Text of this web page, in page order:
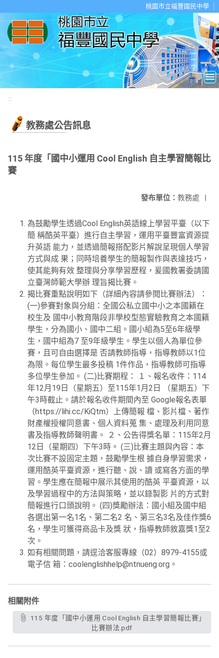
桃園市立福豐國民中學
:::
教務處公告訊息
115 年度「國中小運用 Cool English 自主學習簡報比
賽
發布單位： 教務處 |
為鼓勵學生透過Cool English英語線上學習平臺（以下
簡 稱酷英平臺）進行自主學習，運用平臺豐富資源提
升英語 能力，並透過簡報搭配影片解說呈現個人學習
方式與成 果；同時培養學生的簡報製作與表達技巧，
使其能夠有效 整理與分享學習歷程，爰國教署委請國
立臺灣師範大學辦 理旨揭比賽。
揭比賽重點說明如下（詳細內容請參閱比賽辦法）：
(一)參賽對象與分組：全國公私立國中小之本國籍在
校生及 國中小教育階段非學校型態實驗教育之本國籍
學生，分為國小、國中二組。國小組為5至6年級學
生，國中組為7 至9年級學生。學生以個人為單位參
賽，且可自由選擇是 否請教師指導，指導教師以1位
為限。每位學生最多投稿 1件作品，指導教師可指導
多位學生參加。 (二)比賽期程： １、報名收件：114
年12月19日（星期五）至115年1月2日 （星期五）下
午3時截止。請於報名收件期間內至 Google報名表單
（https://lihi.cc/KiQtm）上傳簡報 檔、影片檔、著作
財產權授權同意書、個人資料蒐 集、處理及利用同意
書及指導教師聲明書。 ２、公告得獎名單：115年2月
12日（星期四）下午3時。 (三)比賽主題與內容：本
次比賽不設固定主題，鼓勵學生根 據自身學習需求，
運用酷英平臺資源，進行聽、說、讀 或寫各方面的學
習。學生應在簡報中展示其使用的酷英 平臺資源，以
及學習過程中的方法與策略，並以錄製影 片的方式對
簡報進行口頭說明。 (四)獎勵辦法：國小組及國中組
各選出第一名1名、第二名2 名、第三名3名及佳作獎6
名，學生可獲得商品卡及獎 狀，指導教師敘嘉獎1至2
次。
如有相關問題，請逕洽客服專線（02）8979-4155或
電子信 箱：coolenglishhelp@ntnueng.org。
相關附件
比賽辦法.pdf